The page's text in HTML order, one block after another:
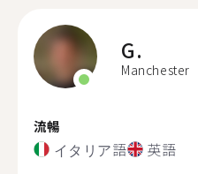
G.
Manchester
流暢
イタリア語 英語